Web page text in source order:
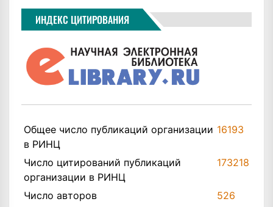
ИНДЕКС ЦИТИРОВАНИЯ
Общее число публикаций организации
в РИНЦ
16193
Число цитирований публикаций
организации в РИНЦ
173218
Число авторов
526